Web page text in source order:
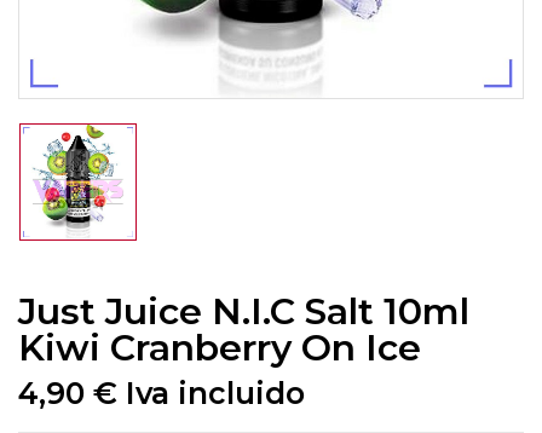
Just Juice N.I.C Salt 10ml
Kiwi Cranberry On Ice
4,90 € Iva incluido